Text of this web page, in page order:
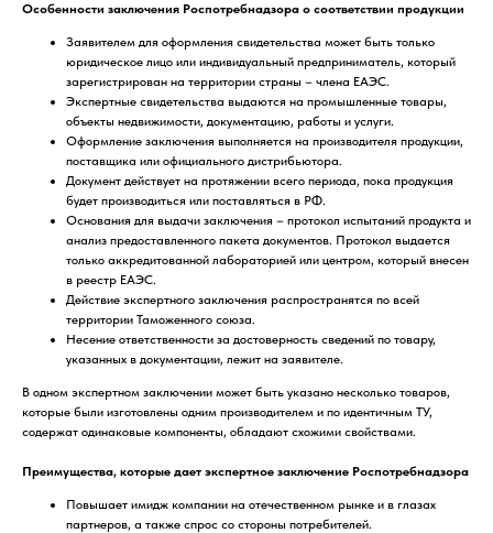
Особенности заключения Роспотребнадзора о соответствии продукции
Заявителем для оформления свидетельства может быть только
юридическое лицо или индивидуальный предприниматель, который
зарегистрирован на территории страны – члена ЕАЭС.
Экспертные свидетельства выдаются на промышленные товары,
объекты недвижимости, документацию, работы и услуги.
Оформление заключения выполняется на производителя продукции,
поставщика или официального дистрибьютора.
Документ действует на протяжении всего периода, пока продукция
будет производиться или поставляться в РФ.
Основания для выдачи заключения – протокол испытаний продукта и
анализ предоставленного пакета документов. Протокол выдается
только аккредитованной лабораторией или центром, который внесен
в реестр ЕАЭС.
Действие экспертного заключения распространятся по всей
территории Таможенного союза.
Несение ответственности за достоверность сведений по товару,
указанных в документации, лежит на заявителе.
В одном экспертном заключении может быть указано несколько товаров,
которые были изготовлены одним производителем и по идентичным ТУ,
содержат одинаковые компоненты, обладают схожими свойствами.
Преимущества, которые дает экспертное заключение Роспотребнадзора
Повышает имидж компании на отечественном рынке и в глазах
партнеров, а также спрос со стороны потребителей.